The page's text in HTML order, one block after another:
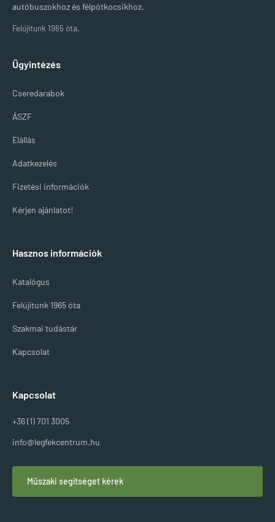
autóbuszokhoz és félpótkocsikhoz.
Felújítunk 1965 óta.
Ügyintézés
Cseredarabok
ÁSZF
Elállás
Adatkezelés
Fizetési információk
Kérjen ajánlatot!
Hasznos információk
Katalógus
Felújítunk 1965 óta
Szakmai tudástár
Kapcsolat
Kapcsolat
+36 (1) 701 3005
info@legfekcentrum.hu
Műszaki segítséget kérek